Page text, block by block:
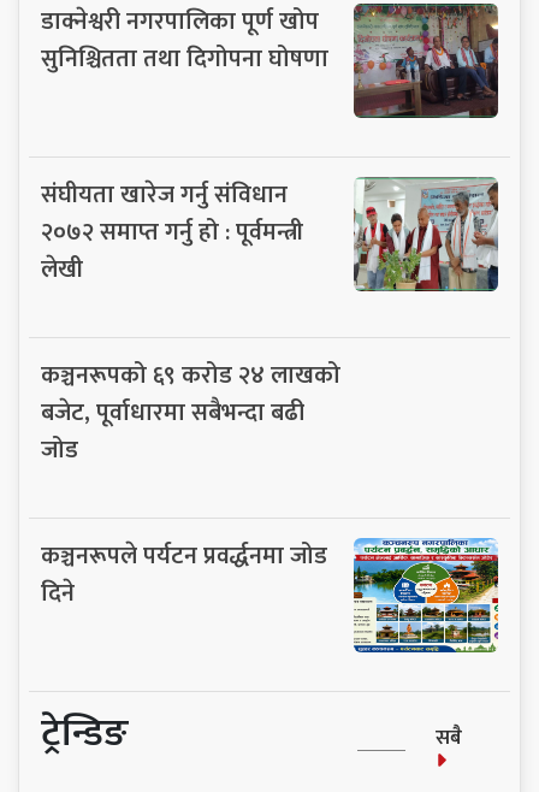
डाक्नेश्वरी नगरपालिका पूर्ण खोप
सुनिश्चितता तथा दिगोपना घोषणा
संघीयता खारेज गर्नु संविधान
२०७२ समाप्त गर्नु हो : पूर्वमन्त्री
लेखी
कञ्चनरूपको ६९ करोड २४ लाखको
बजेट, पूर्वाधारमा सबैभन्दा बढी
जोड
कञ्चनरूपले पर्यटन प्रवर्द्धनमा जोड
दिने
ट्रेन्डिङ सबै